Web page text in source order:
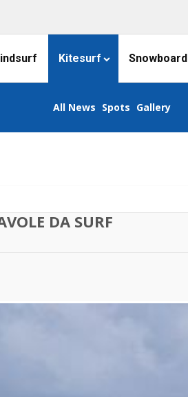
Kitesurf Snowboard
All News Spots Gallery
DA SURF